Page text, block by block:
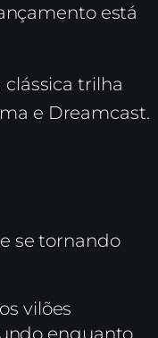
está
trilha
e Dreamcast.
se tornando
vilões